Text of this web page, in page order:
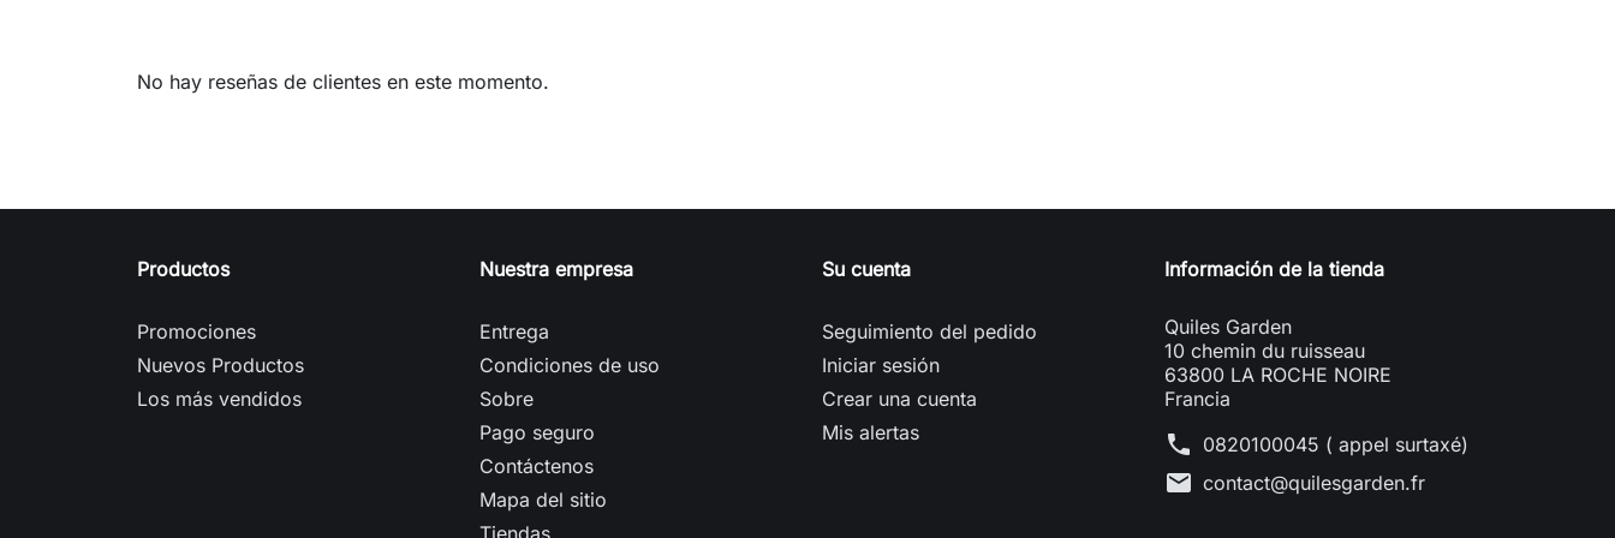
No hay reseñas de clientes en este momento.
Productos
Promociones
Nuevos Productos
Los más vendidos
Nuestra empresa
Entrega
Condiciones de uso
Sobre
Pago seguro
Contáctenos
Mapa del sitio
Su cuenta
Seguimiento del pedido
Iniciar sesión
Crear una cuenta
Mis alertas
Información de la tienda
Quiles Garden
10 chemin du ruisseau
63800 LA ROCHE NOIRE
Francia
phone 0820100045 ( appel surtaxé)
mail contact@quilesgarden.fr